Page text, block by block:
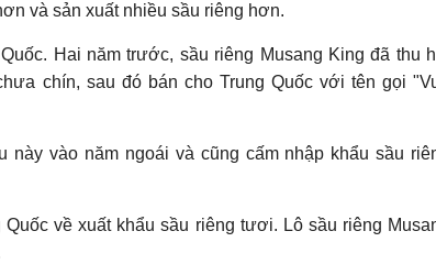
và sản xuất nhiều sầu riêng hơn.
Hai năm trước, sầu riêng Musang King đã thu
chín, sau đó bán cho Trung Quốc với tên gọi
vào năm ngoái và cũng cấm nhập khẩu sầu
về xuất khẩu sầu riêng tươi. Lô sầu riêng